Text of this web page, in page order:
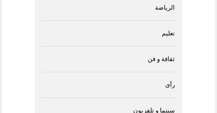
الرياضة
تعليم
ثقافة و فن
رأى
سينما و تلفزيون